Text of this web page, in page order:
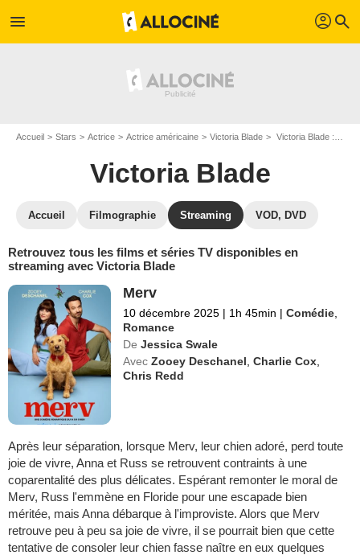
menu profil search
Accueil Stars Actrice Actrice américaine Victoria Blade Victoria Blade : Films et séries online
Victoria Blade
Accueil Filmographie Streaming VOD, DVD
Retrouvez tous les films et séries TV disponibles en
streaming avec Victoria Blade
Merv
10 décembre 2025 | 1h 45min | Comédie
Romance
De Jessica Swale
Avec Zooey Deschanel ,Charlie Cox
Chris Redd
Après leur séparation, lorsque Merv, leur chien adoré, perd toute
joie de vivre, Anna et Russ se retrouvent contraints à une
coparentalité des plus délicates. Espérant remonter le moral de
Merv, Russ l'emmène en Floride pour une escapade bien
méritée, mais Anna débarque à l'improviste. Alors que Merv
retrouve peu à peu sa joie de vivre, il se pourrait bien que cette
tentative de consoler leur chien fasse naître en eux quelques